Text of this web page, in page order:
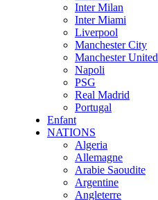
Inter Milan
Inter Miami
Liverpool
Manchester City
Manchester United
Napoli
PSG
Real Madrid
Portugal
Enfant
NATIONS
Algeria
Allemagne
Arabie Saoudite
Argentine
Angleterre